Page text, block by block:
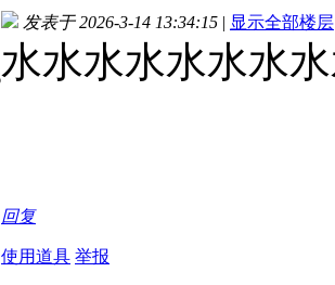
发表于 2026-3-14 13:34:15 | 显示全部楼层
水水水水水水水
回复
使用道具 举报